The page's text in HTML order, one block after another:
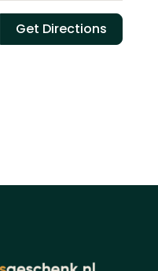
Get Directions